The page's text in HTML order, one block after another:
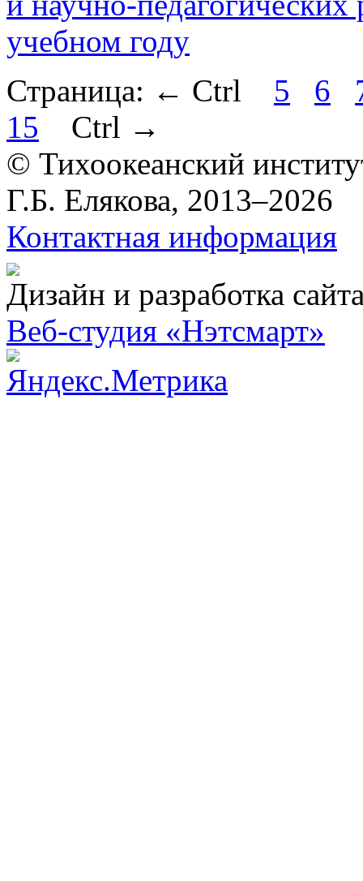
учебном году
Страница: ← Ctrl 5 6
15
Ctrl →
© Тихоокеанский
Г.Б. Елякова, 2013–2026
Контактная информация
Дизайн и разработка
Веб-студия «Нэтсмарт»